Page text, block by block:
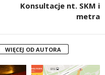
Konsultacje nt. SKM i
metra
WIĘCEJ OD AUTORA